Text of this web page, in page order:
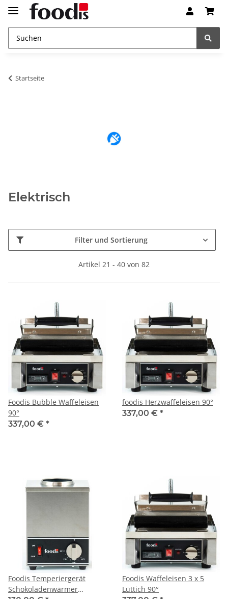
Startseite
Elektrisch
Filter und Sortierung
Artikel 21 - 40 von 82
Foodis Bubble Waffeleisen
90°
337,00 € *
foodis Herzwaffeleisen 90°
337,00 € *
Foodis Temperiergerät
Schokoladenwärmer
Foodis Waffeleisen 3 x 5
Lüttich 90°